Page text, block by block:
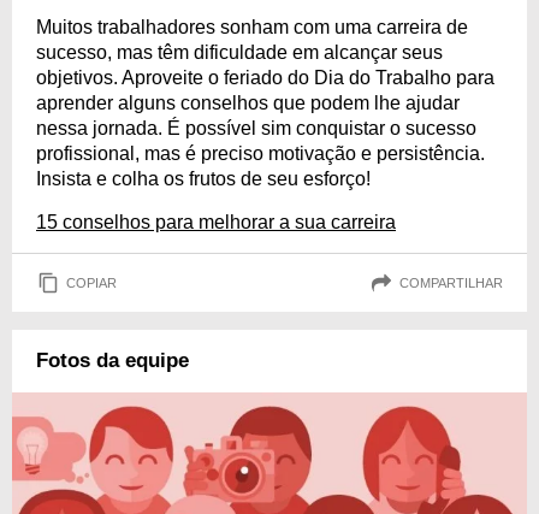
Muitos trabalhadores sonham com uma carreira de
sucesso, mas têm dificuldade em alcançar seus
objetivos. Aproveite o feriado do Dia do Trabalho para
aprender alguns conselhos que podem lhe ajudar
nessa jornada. É possível sim conquistar o sucesso
profissional, mas é preciso motivação e persistência.
Insista e colha os frutos de seu esforço!
15 conselhos para melhorar a sua carreira
COPIAR COMPARTILHAR
Fotos da equipe